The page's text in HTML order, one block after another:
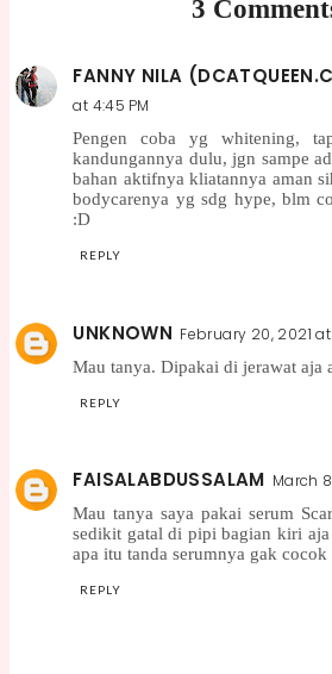
3
FANNY NILA
at 4:45 PM
Pengen coba yg whitening,
kandungannya dulu, jgn sampe
bahan aktifnya kliatannya aman
bodycarenya yg sdg hype, blm
:D
REPLY
UNKNOWN February 20, 2021 at
Mau tanya. Dipakai di jerawat aja
REPLY
FAISALABDUSSALAM March
Mau tanya saya pakai serum
sedikit gatal di pipi bagian kiri
apa itu tanda serumnya gak
REPLY